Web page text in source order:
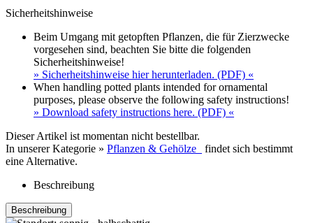
Sicherheitshinweise
Beim Umgang mit getopften Pflanzen, die für Zierzwecke
vorgesehen sind, beachten Sie bitte die folgenden
Sicherheitshinweise!
» Sicherheitshinweise hier herunterladen. (PDF) «
When handling potted plants intended for ornamental
purposes, please observe the following safety instructions!
» Download safety instructions here. (PDF) «
Dieser Artikel ist momentan nicht bestellbar.
In unserer Kategorie » Pflanzen & Gehölze
findet sich bestimmt
eine Alternative.
Beschreibung
Beschreibung